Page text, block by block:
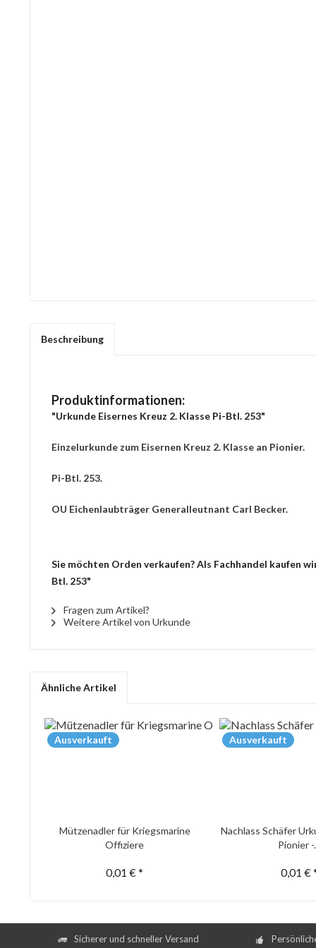
Beschreibung
Produktinformationen:
"Urkunde Eisernes Kreuz 2. Klasse Pi-Btl. 253"
Einzelurkunde zum Eisernen Kreuz 2. Klasse an Pionier.
Pi-Btl. 253.
OU Eichenlaubträger Generalleutnant Carl Becker.
Sie möchten Orden verkaufen? Als Fachhandel kaufen
Btl. 253"
Fragen zum Artikel?
Weitere Artikel von Urkunde
Ähnliche Artikel
Ausverkauft
Mützenadler für Kriegsmarine
Offiziere
0,01 € *
Ausverkauft
Nachlass Schäfer
Pionier -
0,01 €
Sicherer und schneller Versand